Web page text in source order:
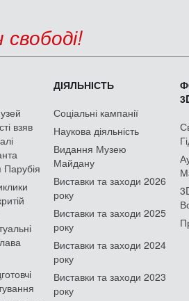
свободі!
взяв
ДІЯЛЬНІСТЬ
Соціальні кампанії
Наукова діяльність
Видання Музею
Майдану
Виставки та заходи 2026
року
Виставки та заходи 2025
року
Виставки та заходи 2024
року
Виставки та заходи 2023
року